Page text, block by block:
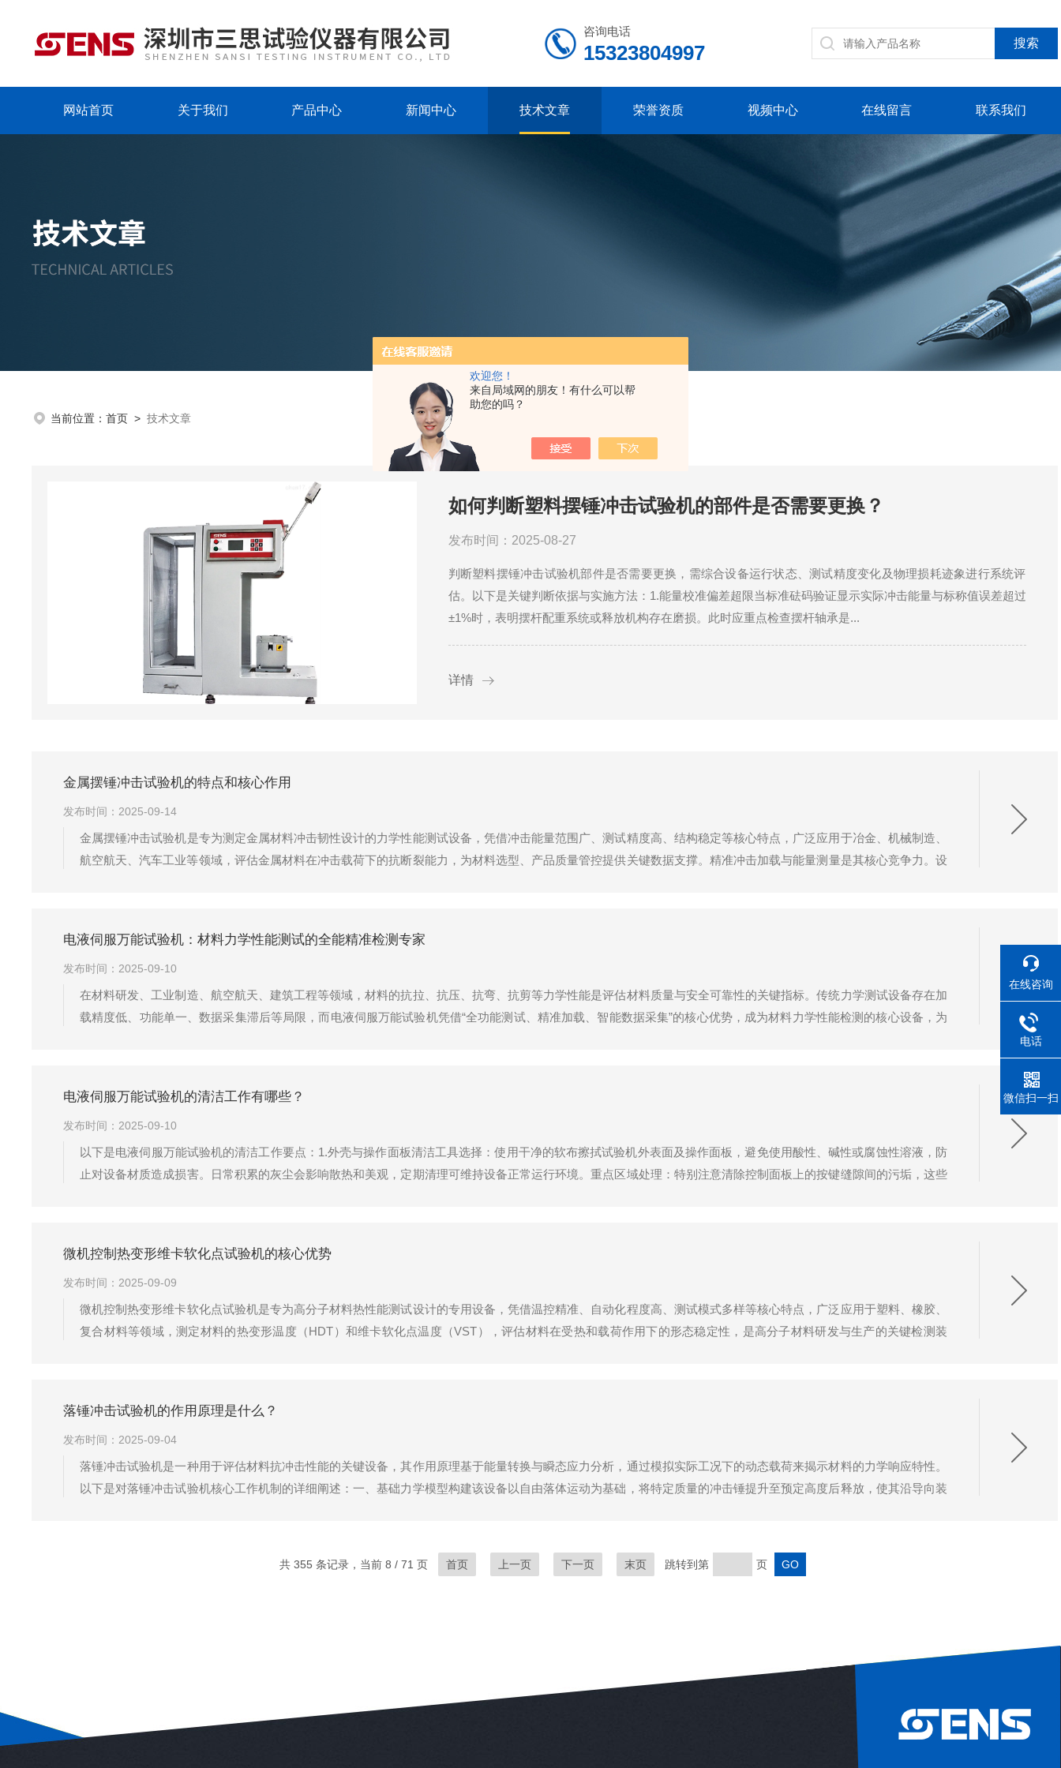
欢迎您！
来自局域网的朋友！有什么可以帮
助您的吗？
咨询电话
15323804997
网站首页 关于我们 产品中心 新闻中心 技术文章 荣誉资质 视频中心 在线留言 联系我们
当前位置： 首页 > 技术文章
如何判断塑料摆锤冲击试验机的部件是否需要更换？
发布时间：2025-08-27
判断塑料摆锤冲击试验机部件是否需要更换，需综合设备运行状态、测试精度变化及物理损耗迹象进行系统评
估。以下是关键判断依据与实施方法：1.能量校准偏差超限当标准砝码验证显示实际冲击能量与标称值误差超过
±1%时，表明摆杆配重系统或释放机构存在磨损。此时应重点检查摆杆轴承是...
详情
金属摆锤冲击试验机的特点和核心作用
发布时间：2025-09-14
金属摆锤冲击试验机是专为测定金属材料冲击韧性设计的力学性能测试设备，凭借冲击能量范围广、测试精度高、结构稳定等核心特点，广泛应用于冶金、机械制造、
航空航天、汽车工业等领域，评估金属材料在冲击载荷下的抗断裂能力，为材料选型、产品质量管控提供关键数据支撑。​精准冲击加载与能量测量是其核心竞争力。设
电液伺服万能试验机：材料力学性能测试的全能精准检测专家
发布时间：2025-09-10
在材料研发、工业制造、航空航天、建筑工程等领域，材料的抗拉、抗压、抗弯、抗剪等力学性能是评估材料质量与安全可靠性的关键指标。传统力学测试设备存在加
载精度低、功能单一、数据采集滞后等局限，而电液伺服万能试验机凭借“全功能测试、精准加载、智能数据采集”的核心优势，成为材料力学性能检测的核心设备，为
电液伺服万能试验机的清洁工作有哪些？
发布时间：2025-09-10
以下是电液伺服万能试验机的清洁工作要点：1.外壳与操作面板清洁工具选择：使用干净的软布擦拭试验机外表面及操作面板，避免使用酸性、碱性或腐蚀性溶液，防
止对设备材质造成损害。日常积累的灰尘会影响散热和美观，定期清理可维持设备正常运行环境。重点区域处理：特别注意清除控制面板上的按键缝隙间的污垢，这些
微机控制热变形维卡软化点试验机的核心优势
发布时间：2025-09-09
微机控制热变形维卡软化点试验机是专为高分子材料热性能测试设计的专用设备，凭借温控精准、自动化程度高、测试模式多样等核心特点，广泛应用于塑料、橡胶、
复合材料等领域，测定材料的热变形温度（HDT）和维卡软化点温度（VST），评估材料在受热和载荷作用下的形态稳定性，是高分子材料研发与生产的关键检测装
落锤冲击试验机的作用原理是什么？
发布时间：2025-09-04
落锤冲击试验机是一种用于评估材料抗冲击性能的关键设备，其作用原理基于能量转换与瞬态应力分析，通过模拟实际工况下的动态载荷来揭示材料的力学响应特性。
以下是对落锤冲击试验机核心工作机制的详细阐述：一、基础力学模型构建该设备以自由落体运动为基础，将特定质量的冲击锤提升至预定高度后释放，使其沿导向装
共 355 条记录，当前 8 / 71 页 首页 上一页 下一页 末页 跳转到第 页
在线咨询
电话
微信扫一扫